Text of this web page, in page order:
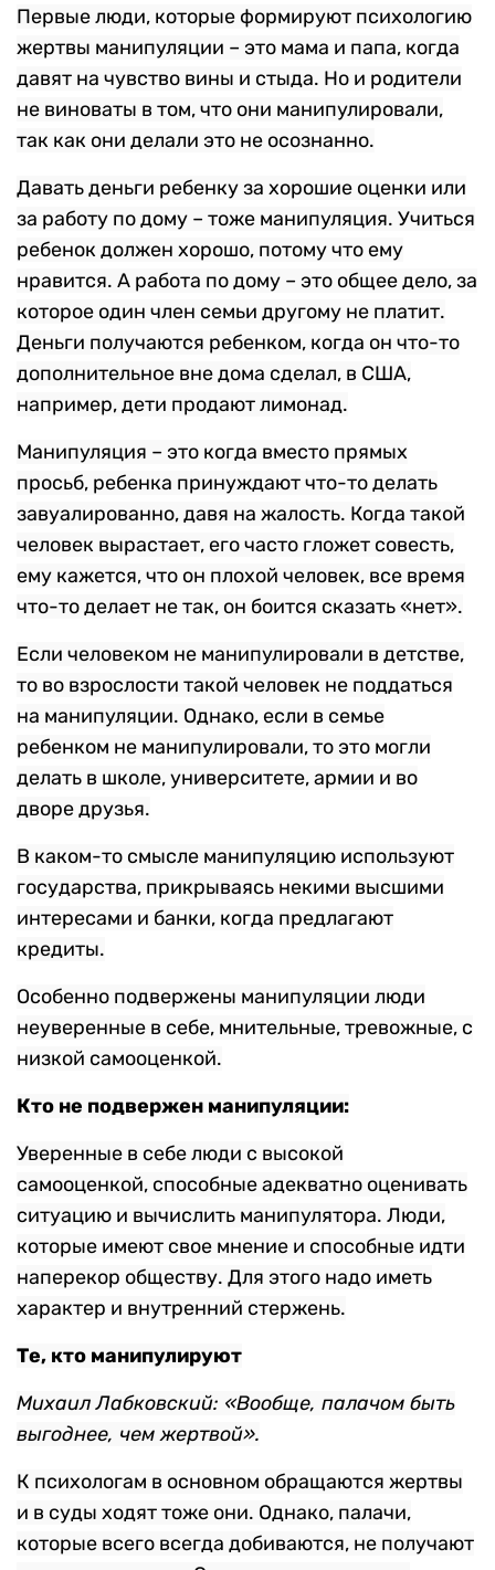
Первые люди, которые формируют психологию
жертвы манипуляции – это мама и папа, когда
давят на чувство вины и стыда. Но и родители
не виноваты в том, что они манипулировали,
так как они делали это не осознанно.
Давать деньги ребенку за хорошие оценки или
за работу по дому – тоже манипуляция. Учиться
ребенок должен хорошо, потому что ему
нравится. А работа по дому – это общее дело, за
которое один член семьи другому не платит.
Деньги получаются ребенком, когда он что-то
дополнительное вне дома сделал, в США,
например, дети продают лимонад.
Манипуляция – это когда вместо прямых
просьб, ребенка принуждают что-то делать
завуалированно, давя на жалость. Когда такой
человек вырастает, его часто гложет совесть,
ему кажется, что он плохой человек, все время
что-то делает не так, он боится сказать «нет».
Если человеком не манипулировали в детстве,
то во взрослости такой человек не поддаться
на манипуляции. Однако, если в семье
ребенком не манипулировали, то это могли
делать в школе, университете, армии и во
дворе друзья.
В каком-то смысле манипуляцию используют
государства, прикрываясь некими высшими
интересами и банки, когда предлагают
кредиты.
Особенно подвержены манипуляции люди
неуверенные в себе, мнительные, тревожные, с
низкой самооценкой.
Кто не подвержен манипуляции:
Уверенные в себе люди с высокой
самооценкой, способные адекватно оценивать
ситуацию и вычислить манипулятора. Люди,
которые имеют свое мнение и способные идти
наперекор обществу. Для этого надо иметь
характер и внутренний стержень.
Те, кто манипулируют
Михаил Лабковский: «Вообще, палачом быть
выгоднее, чем жертвой».
К психологам в основном обращаются жертвы
и в суды ходят тоже они. Однако, палачи,
которые всего всегда добиваются, не получают